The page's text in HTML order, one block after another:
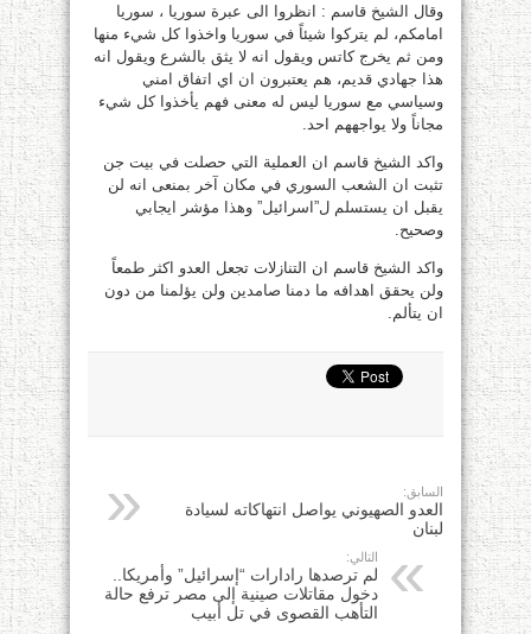
وقال الشيخ قاسم : انظروا الى عبرة سوريا ، سوريا
امامكم، لم يتركوا شيئاً في سوريا واخذوا كل شيء منها
ومن ثم يخرج كاتس ويقول انه لا يثق بالشرع ويقول انه
هذا جهادي قديم، هم يعتبرون ان اي اتفاق امني
وسياسي مع سوريا ليس له معنى فهم يأخذوا كل شيء
مجاناً ولا يواجههم احد.
واكد الشيخ قاسم ان العملية التي حصلت في بيت جن
تثبت ان الشعب السوري في مكان آخر بمنعى انه لن
يقبل ان يستسلم ل”اسرائيل” وهذا مؤشر ايجابي
وصحيح.
واكد الشيخ قاسم ان التنازلات تجعل العدو اكثر طمعاً
ولن يحقق اهدافه ما دمنا صامدين ولن يؤلمنا من دون
ان يتألم.
السابق:
العدو الصهيوني يواصل انتهاكاته لسيادة
لبنان
التالي:
لم ترصدها رادارات “إسرائيل” وأمريكا..
دخول مقاتلات صينية إلى مصر ترفع حالة
التأهب القصوى في تل أبيب